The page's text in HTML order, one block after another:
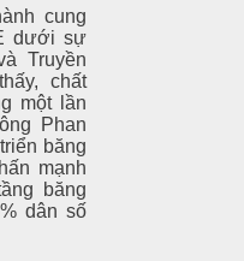
cung
dưới sự
Truyền
chất
một lần
Phan
băng
mạnh
băng
dân số